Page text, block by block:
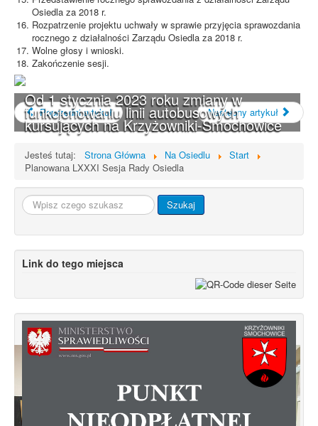
Od 1 stycznia 2023 roku zmiany w
funkcjonowaniu linii autobusowych
kursujących na Krzyżowniki-Smochowice
Osiedla za 2018 r.
Rozpatrzenie projektu uchwały w sprawie przyjęcia sprawozdania
rocznego z działalności Zarządu Osiedla za 2018 r.
Wolne głosy i wnioski.
Zakończenie sesji.
Poprzedni artykuł Następny artykuł
Jesteś tutaj: Strona Główna Na Osiedlu
Start
Planowana LXXXI Sesja Rady Osiedla
Szukaj... Szukaj
Link do tego miejsca